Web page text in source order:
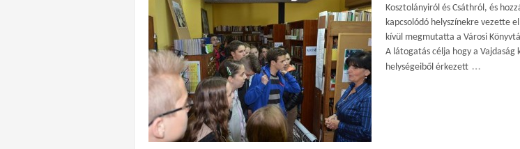
Kosztolányiról és Csáthról, és
kapcsolódó helyszínekre vezette
kívül megmutatta a Városi
A látogatás célja hogy a Vajdaság
helységeiből érkezett …